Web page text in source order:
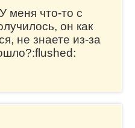
меня что-то с
он как
не знаете из-за